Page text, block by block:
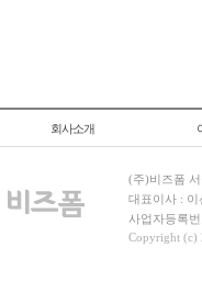
회사소개
(주)비즈폼
대표이사 : 이
사업자등록
Copyright (c)